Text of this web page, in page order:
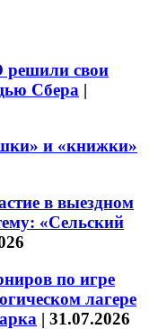
решили свои
Сбера |
и «книжки»
в выездном
«Сельский
по игре
лагере
| 31.07.2026